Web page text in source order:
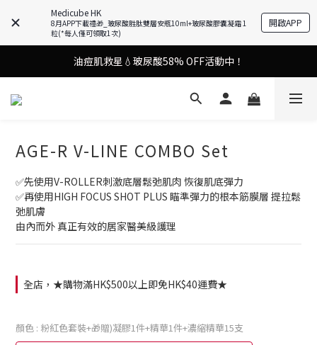
Medicube HK
8月APP下載禮🎁_玻尿酸胜肽雙層安瓶10ml+玻尿酸膠囊凝霜 1
粒(*每人僅可領取1次)
開啟APP
謝安琪愛用美容儀🌸護膚效果UP！
謝安琪愛用美容儀🌸護膚效果UP！
AGE-R V-LINE COMBO Set
✅️先使用V-ROLLER刺激底層鬆弛肌肉 恢復肌底彈力
✅️再使用HIGH FOCUS SHOT PLUS 瞄準彈力的根本筋膜層 提拉鬆
弛肌膚
由內而外 真正有效的居家醫美級護理
全店，★購物滿HK$500以上即免HK$40運費★
顏色 : 粉紅色套裝+🎁贈)凝膠1件+精華1件+濃縮精華15支